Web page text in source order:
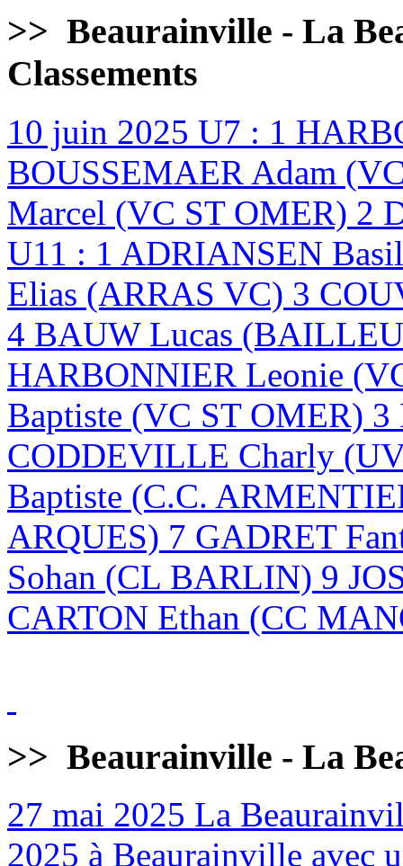
>> Beaurainville - La
Classements
10 juin 2025 U7 : 1
BOUSSEMAER Adam
Marcel (VC ST OMER) 2
U11 : 1 ADRIANSEN
Elias (ARRAS VC) 3
4 BAUW Lucas
HARBONNIER Leonie
Baptiste (VC ST OMER)
CODDEVILLE Charly
Baptiste (C.C.
ARQUES) 7 GADRET
Sohan (CL BARLIN) 9
CARTON Ethan (CC
>> Beaurainville - La
27 mai 2025 La
2025 à Beaurainville avec